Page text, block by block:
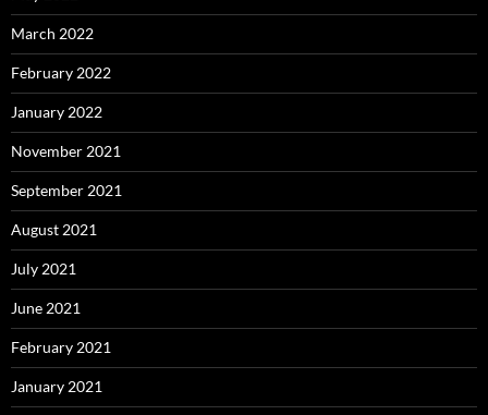
March 2022
February 2022
January 2022
November 2021
September 2021
August 2021
July 2021
June 2021
February 2021
January 2021